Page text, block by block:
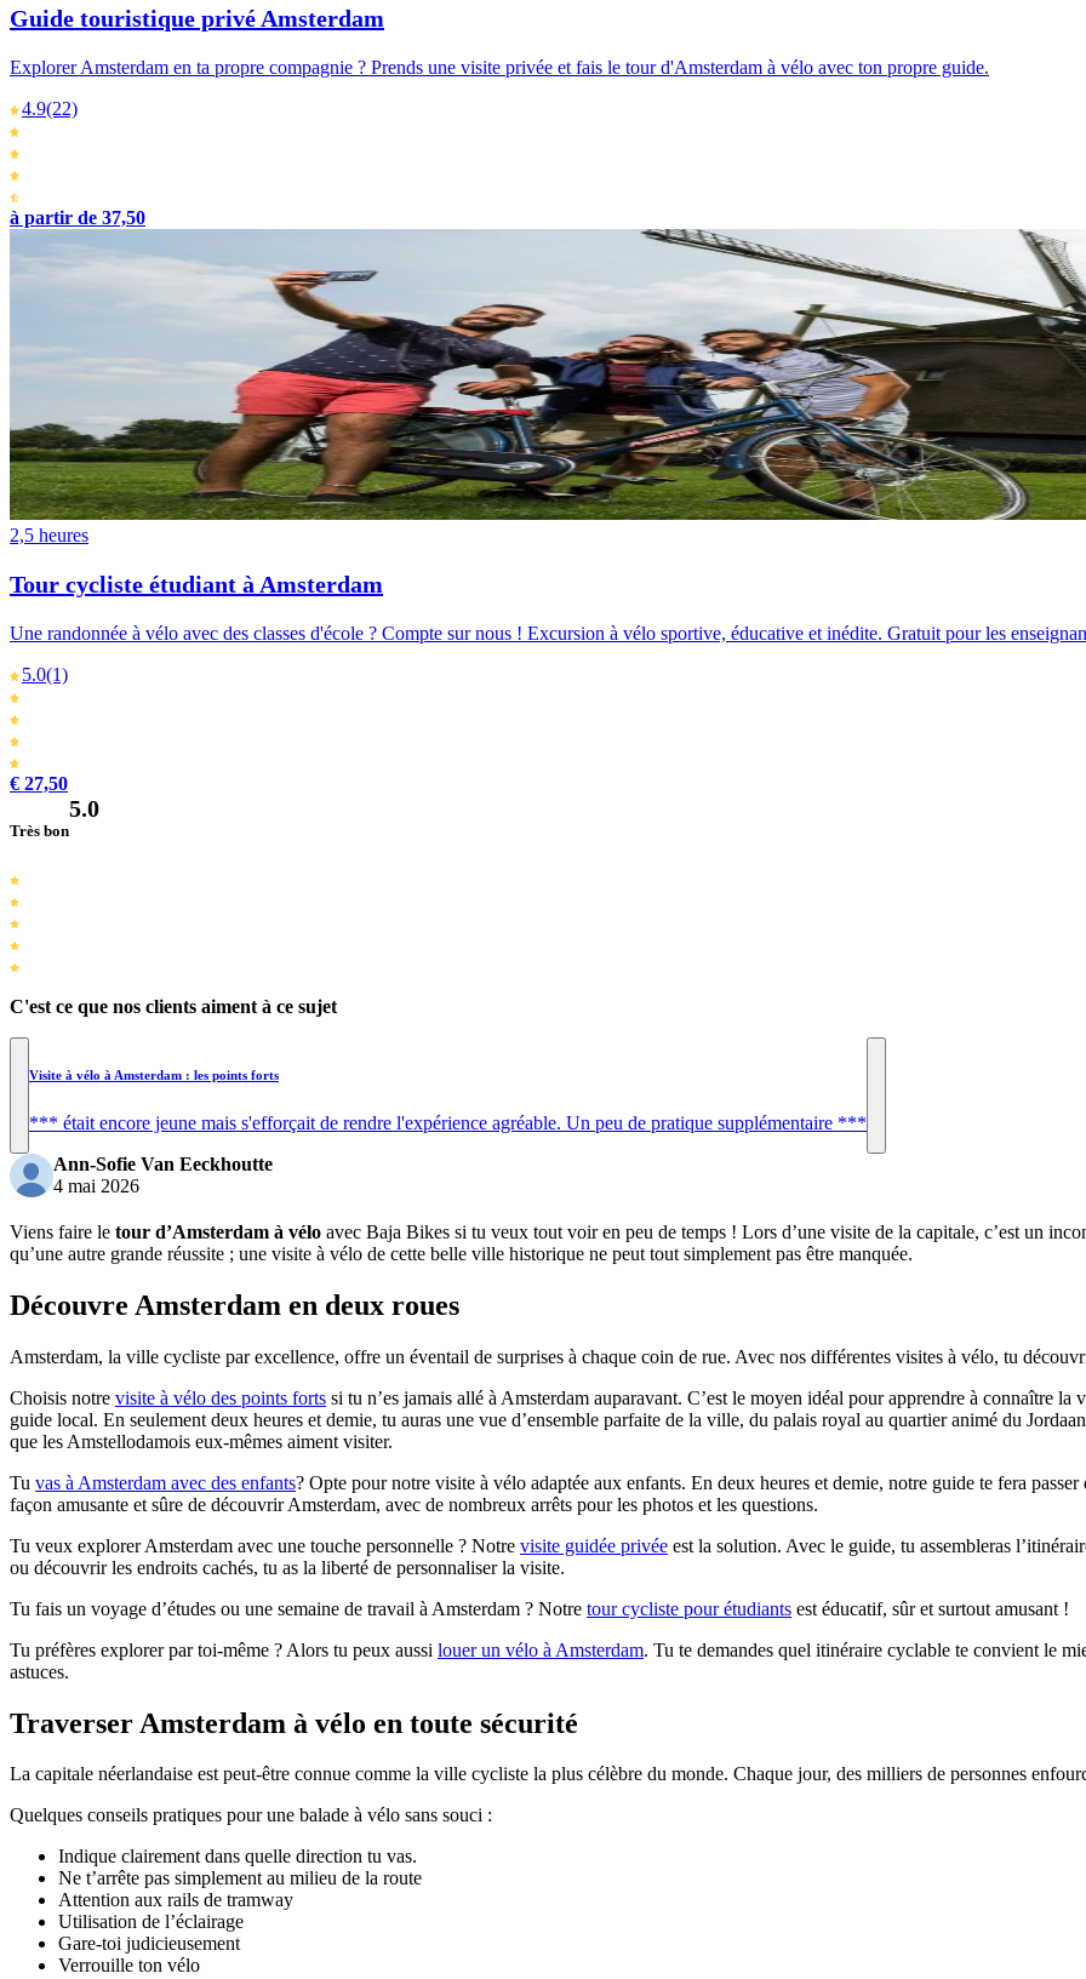
Guide touristique privé Amsterdam
Explorer Amsterdam en ta propre compagnie ? Prends une visite privée et fais le tour d'Amsterdam à vélo avec ton propre guide.
4.9(22)
à partir de 37,50
2,5 heures
Tour cycliste étudiant à Amsterdam
Une randonnée à vélo avec des classes d'école ? Compte sur nous ! Excursion à vélo sportive, éducative et inédite. Gratuit pour les
5.0(1)
€ 27,50
Très bon
5.0
C'est ce que nos clients aiment à ce sujet
Visite à vélo à Amsterdam : les points forts
*** était encore jeune mais s'efforçait de rendre l'expérience agréable. Un peu de pratique supplémentaire ***
Ann-Sofie Van Eeckhoutte
4 mai 2026
Viens faire le tour d’Amsterdam à vélo avec Baja Bikes si tu veux tout voir en peu de temps ! Lors d’une visite de la capitale, c’est un
qu’une autre grande réussite ; une visite à vélo de cette belle ville historique ne peut tout simplement pas être manquée.
Découvre Amsterdam en deux roues
Amsterdam, la ville cycliste par excellence, offre un éventail de surprises à chaque coin de rue. Avec nos différentes visites à vélo, tu
Choisis notre visite à vélo des points forts si tu n’es jamais allé à Amsterdam auparavant. C’est le moyen idéal pour apprendre à connaître la
guide local. En seulement deux heures et demie, tu auras une vue d’ensemble parfaite de la ville, du palais royal au quartier animé du
que les Amstellodamois eux-mêmes aiment visiter.
Tu vas à Amsterdam avec des enfants? Opte pour notre visite à vélo adaptée aux enfants. En deux heures et demie, notre guide te fera
façon amusante et sûre de découvrir Amsterdam, avec de nombreux arrêts pour les photos et les questions.
Tu veux explorer Amsterdam avec une touche personnelle ? Notre visite guidée privée est la solution. Avec le guide, tu assembleras
ou découvrir les endroits cachés, tu as la liberté de personnaliser la visite.
Tu fais un voyage d’études ou une semaine de travail à Amsterdam ? Notre tour cycliste pour étudiants est éducatif, sûr et surtout amusant !
Tu préfères explorer par toi-même ? Alors tu peux aussi louer un vélo à Amsterdam. Tu te demandes quel itinéraire cyclable te convient le
astuces.
Traverser Amsterdam à vélo en toute sécurité
La capitale néerlandaise est peut-être connue comme la ville cycliste la plus célèbre du monde. Chaque jour, des milliers de personnes
Quelques conseils pratiques pour une balade à vélo sans souci :
Indique clairement dans quelle direction tu vas.
Ne t’arrête pas simplement au milieu de la route
Attention aux rails de tramway
Utilisation de l’éclairage
Gare-toi judicieusement
Verrouille ton vélo